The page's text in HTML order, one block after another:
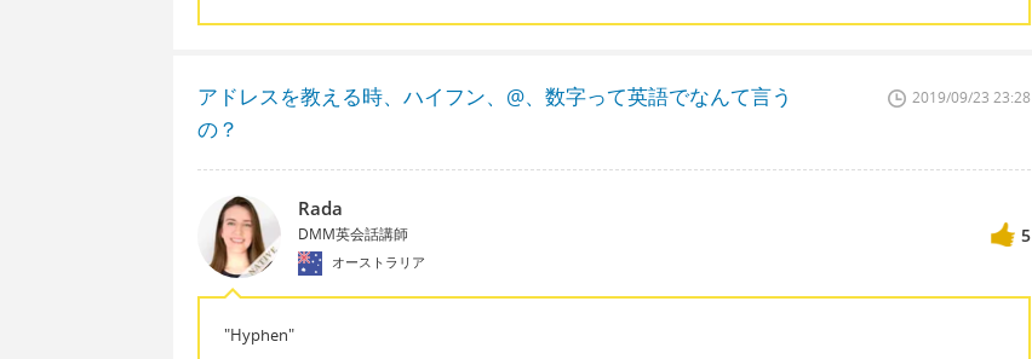
アドレスを教える時、ハイフン、@、数字って英語でなんて言う
の？
2019/09/23 23:28
Rada
DMM英会話講師
オーストラリア
5
"Hyphen"